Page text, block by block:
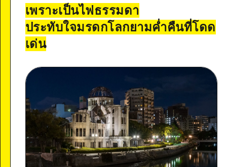
เพราะเป็นไฟธรรมดา
ประทับใจมรดกโลกยามค่ำคืนที่โดด
เด่น